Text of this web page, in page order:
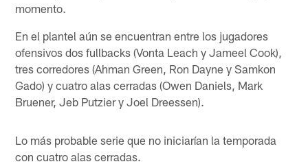
momento.
En el plantel aún se encuentran entre los jugadores
ofensivos dos fullbacks (Vonta Leach y Jameel Cook),
tres corredores (Ahman Green, Ron Dayne y Samkon
Gado) y cuatro alas cerradas (Owen Daniels, Mark
Bruener, Jeb Putzier y Joel Dreessen).
Lo más probable serie que no iniciarían la temporada
con cuatro alas cerradas.